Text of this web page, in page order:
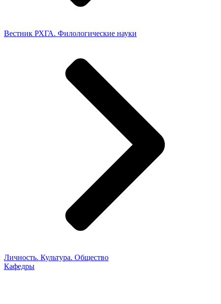
Вестник РХГА. Филологические науки
Личность. Культура. Общество
Кафедры